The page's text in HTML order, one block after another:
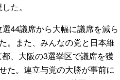
た。
44議席から大幅に議席を減ら
。また、みんなの党と日本維
、大阪の3選挙区で議席を獲
た。連立与党の大勝が事前に